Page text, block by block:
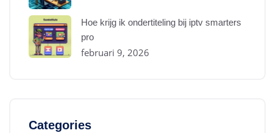
Hoe krijg ik ondertiteling bij iptv smarters
pro
februari 9, 2026
Categories